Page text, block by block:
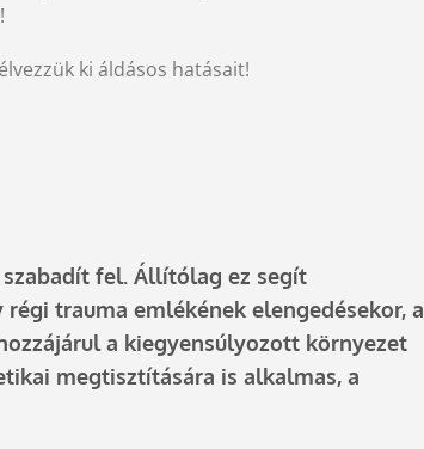
ki áldásos hatásait!
fel. Állítólag ez segít
trauma emlékének elengedésekor, a
a kiegyensúlyozott környezet
megtisztítására is alkalmas, a